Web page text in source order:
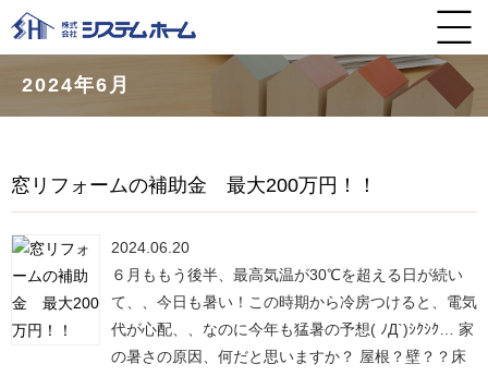
2024年6月
窓リフォームの補助金 最大200万円！！
2024.06.20
６月ももう後半、最高気温が30℃を超える日が続い
て、、今日も暑い！この時期から冷房つけると、電気
代が心配、、なのに今年も猛暑の予想( ﾉД`)ｼｸｼｸ… 家
の暑さの原因、何だと思いますか？ 屋根？壁？？床